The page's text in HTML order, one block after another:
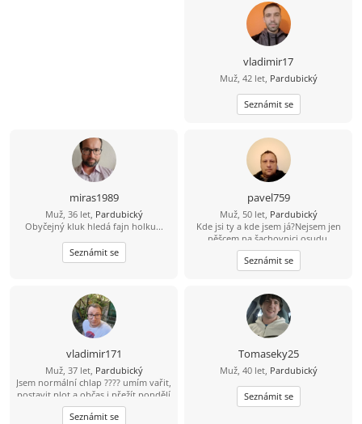
vladimir17
Muž, 42 let, Pardubický
Seznámit se
miras1989
Muž, 36 let, Pardubický
Obyčejný kluk hledá fajn holku...
Seznámit se
pavel759
Muž, 50 let, Pardubický
Kde jsi ty a kde jsem já?Nejsem jen
pěšcem na šachovnici osudu.
Seznámit se
vladimir171
Muž, 37 let, Pardubický
Jsem normální chlap ???? umím vařit,
postavit plot a občas i přežít pondělí
????
Seznámit se
Tomaseky25
Muž, 40 let, Pardubický
Seznámit se